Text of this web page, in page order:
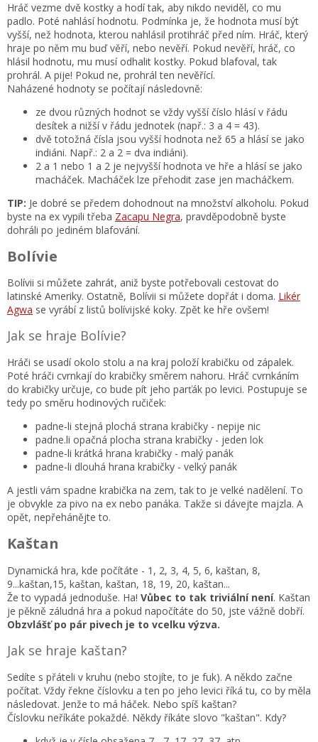
Hráč vezme dvě kostky a hodí tak, aby nikdo neviděl, co mu
padlo. Poté nahlásí hodnotu. Podmínka je, že hodnota musí být
vyšší, než hodnota, kterou nahlásil protihráč před ním. Hráč, který
hraje po něm mu buď věří, nebo nevěří. Pokud nevěří, hráč, co
hlásil hodnotu, mu musí odhalit kostky. Pokud blafoval, tak
prohrál. A pije! Pokud ne, prohrál ten nevěřící.
Naházené hodnoty se počítají následovně:
ze dvou různých hodnot se vždy vyšší číslo hlásí v řádu
desítek a nižší v řádu jednotek (např.: 3 a 4 = 43).
dvě totožná čísla jsou vyšší hodnota než 65 a hlásí se jako
indiáni. Např.: 2 a 2 = dva indiáni).
2 a 1 nebo 1 a 2 je nejvyšší hodnota ve hře a hlásí se jako
macháček. Macháček lze přehodit zase jen macháčkem.
TIP: Je dobré se předem dohodnout na množství alkoholu. Pokud
byste na ex vypili třeba Zacapu Negra, pravděpodobně byste
dohráli po jediném blafování.
Bolívie
Bolívii si můžete zahrát, aniž byste potřebovali cestovat do
latinské Ameriky. Ostatně, Bolívii si můžete dopřát i doma. Likér
Agwa se vyrábí z listů bolívijské koky. Zpět ke hře ovšem!
Jak se hraje Bolívie?
Hráči se usadí okolo stolu a na kraj položí krabičku od zápalek.
Poté hráči cvrnkají do krabičky směrem nahoru. Hráč cvrnkáním
do krabičky určuje, co bude pít jeho parťák po levici. Postupuje se
tedy po směru hodinových ručiček:
padne-li stejná plochá strana krabičky - nepije nic
padne.li opačná plocha strana krabičky - jeden lok
padne-li krátká hrana krabičky - malý panák
padne-li dlouhá hrana krabičky - velký panák
A jestli vám spadne krabička na zem, tak to je velké nadělení. To
je obvykle za pivo na ex nebo panáka. Takže si dávejte majzla. A
opět, nepřehánějte to.
Kaštan
Dynamická hra, kde počítáte - 1, 2, 3, 4, 5, 6, kaštan, 8,
9...kaštan,15, kaštan, kaštan, 18, 19, 20, kaštan...
Že to vypadá jednoduše. Ha! Vůbec to tak triviální není. Kaštan
je pěkně záludná hra a pokud napočítáte do 50, jste vážně dobří.
Obzvlášť po pár pivech je to vcelku výzva.
Jak se hraje kaštan?
Sedíte s přáteli v kruhu (nebo stojíte, to je fuk). A někdo začne
počítat. Vždy řekne číslovku a ten po jeho levici říká tu, co by měla
následovat. Jenže to má háček. Nebo spíš kaštan?
Číslovku neříkáte pokaždé. Někdy říkáte slovo "kaštan". Kdy?